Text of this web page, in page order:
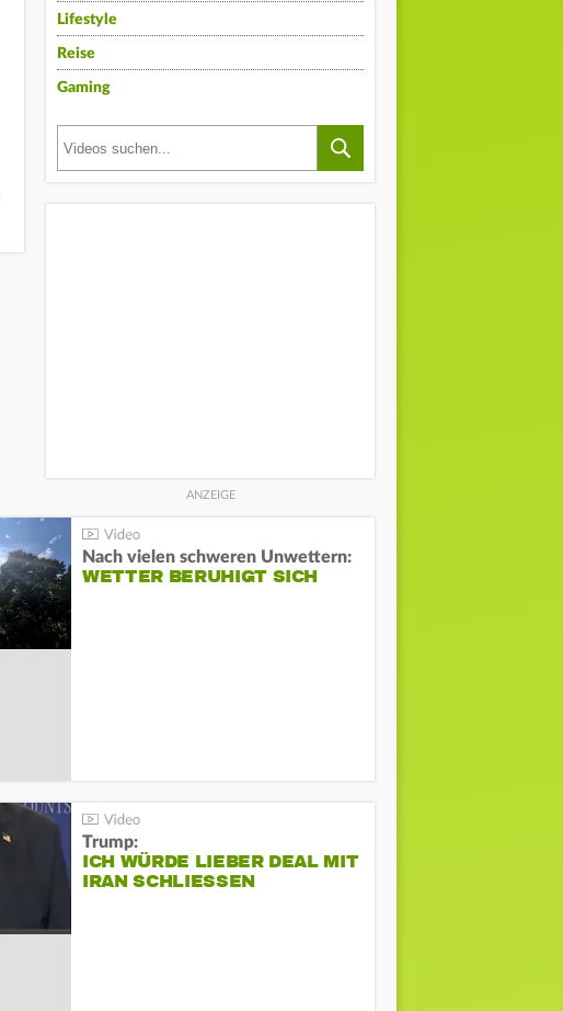
Lifestyle
Reise
Gaming
Nach vielen schweren Unwettern:
WETTER BERUHIGT SICH
Trump:
ICH WÜRDE LIEBER DEAL MIT
IRAN SCHLIESSEN